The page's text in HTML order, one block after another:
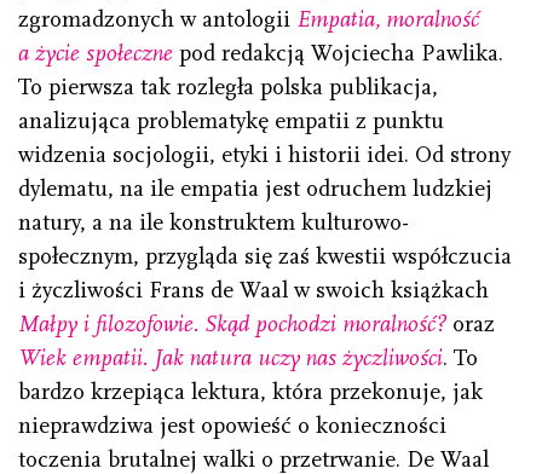
zgromadzonych w antologii Empatia, moralność
a życie społeczne pod redakcją Wojciecha Pawlika.
To pierwsza tak rozległa polska publikacja,
analizująca problematykę empatii z punktu
widzenia socjologii, etyki i historii idei. Od strony
dylematu, na ile empatia jest odruchem ludzkiej
natury, a na ile konstruktem kulturowo-
społecznym, przygląda się zaś kwestii współczucia
i życzliwości Frans de Waal w swoich książkach
Małpy i filozofowie. Skąd pochodzi moralność? oraz
Wiek empatii. Jak natura uczy nas życzliwości. To
bardzo krzepiąca lektura, która przekonuje, jak
nieprawdziwa jest opowieść o konieczności
toczenia brutalnej walki o przetrwanie. De Waal